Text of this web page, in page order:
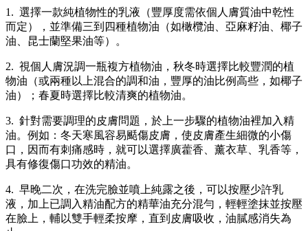
1. 選擇一款純植物性的乳液（豐厚度需依個人膚質油中乾性
而定），並準備三到四種植物油（如橄欖油、亞麻籽油、椰子
油、昆士蘭堅果油等）。
2. 視個人膚況調一瓶複方植物油，秋冬時選擇比較豐潤的植
物油（或兩種以上混合的調和油，豐厚的油比例高些，如椰子
油）；春夏時選擇比較清爽的植物油。
3. 針對需要調理的皮膚問題，於上一步驟的植物油裡加入精
油。例如：冬天寒風容易颳傷皮膚，使皮膚產生細微的小傷
口，因而有刺痛感時，就可以選擇廣藿香、薰衣草、乳香等，
具有修復傷口功效的精油。
4. 早晚二次，在洗完臉並噴上純露之後，可以按壓少許乳
液，加上已調入精油配方的精華油充分混勻，輕輕塗抹並按壓
在臉上，輔以雙手輕柔按摩，直到皮膚吸收，油膩感消失為